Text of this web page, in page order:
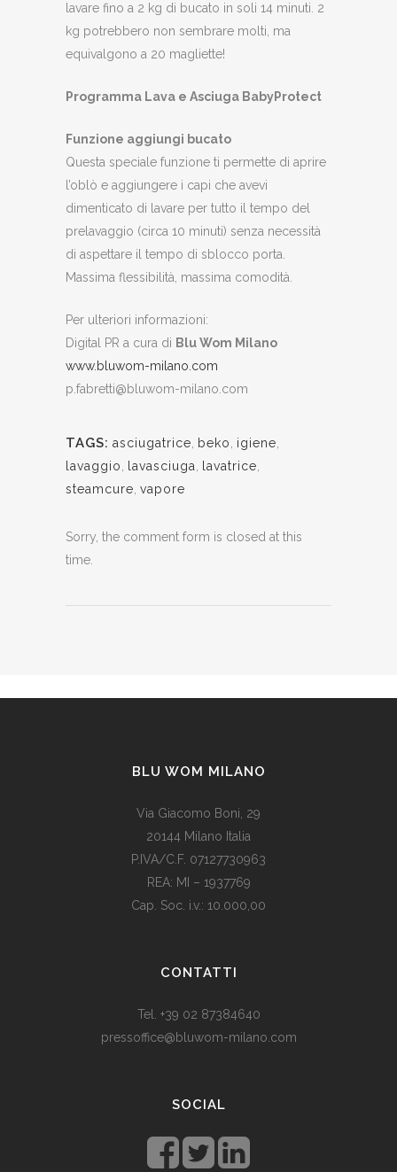
lavare fino a 2 kg di bucato in soli 14 minuti. 2
kg potrebbero non sembrare molti, ma
equivalgono a 20 magliette!
Programma Lava e Asciuga BabyProtect
Funzione aggiungi bucato
Questa speciale funzione ti permette di aprire
l’oblò e aggiungere i capi che avevi
dimenticato di lavare per tutto il tempo del
prelavaggio (circa 10 minuti) senza necessità
di aspettare il tempo di sblocco porta.
Massima flessibilità, massima comodità.
Per ulteriori informazioni:
Digital PR a cura di Blu Wom Milano
www.bluwom-milano.com
p.fabretti@bluwom-milano.com
TAGS: asciugatrice beko igiene
lavaggio
lavasciuga lavatrice
steamcure vapore
Sorry, the comment form is closed at this
time.
BLU WOM MILANO
Via Giacomo Boni, 29
20144 Milano Italia
P.IVA/C.F. 07127730963
REA: MI – 1937769
Cap. Soc. i.v.: 10.000,00
med dagens valutadevaluering må mange av oss ty til billige
stedet for dyre designerklokker.
CONTATTI
Tel. +39 02 87384640
pressoffice@bluwom-milano.com
Rolex replicasono un’ottima opzione che
SOCIAL